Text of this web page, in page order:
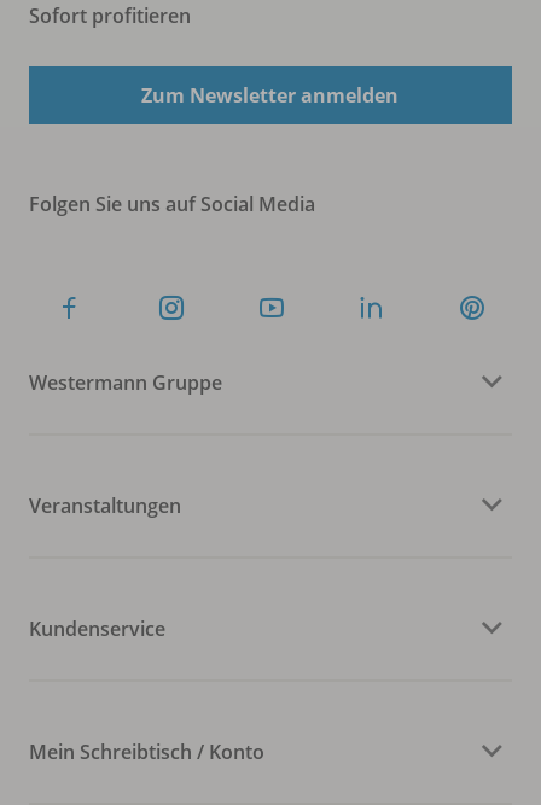
Sofort profitieren
Zum Newsletter anmelden
Folgen Sie uns auf Social Media
Westermann Gruppe
Veranstaltungen
Kundenservice
Mein Schreibtisch / Konto